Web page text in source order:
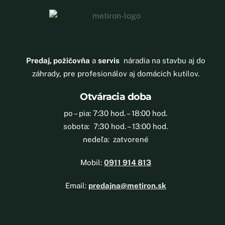
Predaj, požičovňa a servisnáradia na stavbu aj do
záhrady, pre profesionálov aj domácich kutilov.
Otváracia doba
po – pia: 7:30 hod. – 18:00 hod.
sobota: 7:30 hod. – 13:00 hod.
nedeľa: zatvorené
Mobil: 0911 914 813
Email: predajna@metiron.sk